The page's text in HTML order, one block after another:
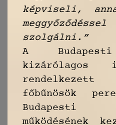
képviseli,
szolgálni.”
A
kizárólagos
főbűnösök
Budapesti
működésének